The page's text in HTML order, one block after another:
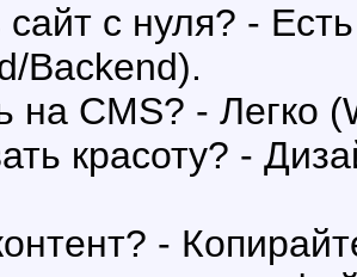
с нуля? -
Backend).
на CMS? - Легко
красоту? -
-